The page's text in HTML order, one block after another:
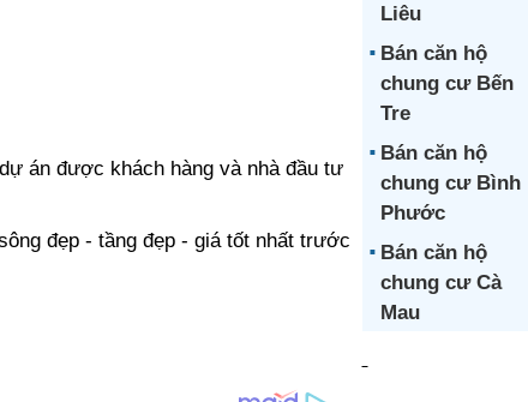
án được khách hàng và nhà đầu tư
đẹp - tầng đẹp - giá tốt nhất trước
Liêu
Bán căn hộ
chung cư Bến
Tre
Bán căn hộ
chung cư Bình
Phước
Bán căn hộ
chung cư Cà
Mau